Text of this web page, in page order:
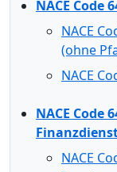
NACE Code
NACE
(ohne
NACE
NACE Code
NACE